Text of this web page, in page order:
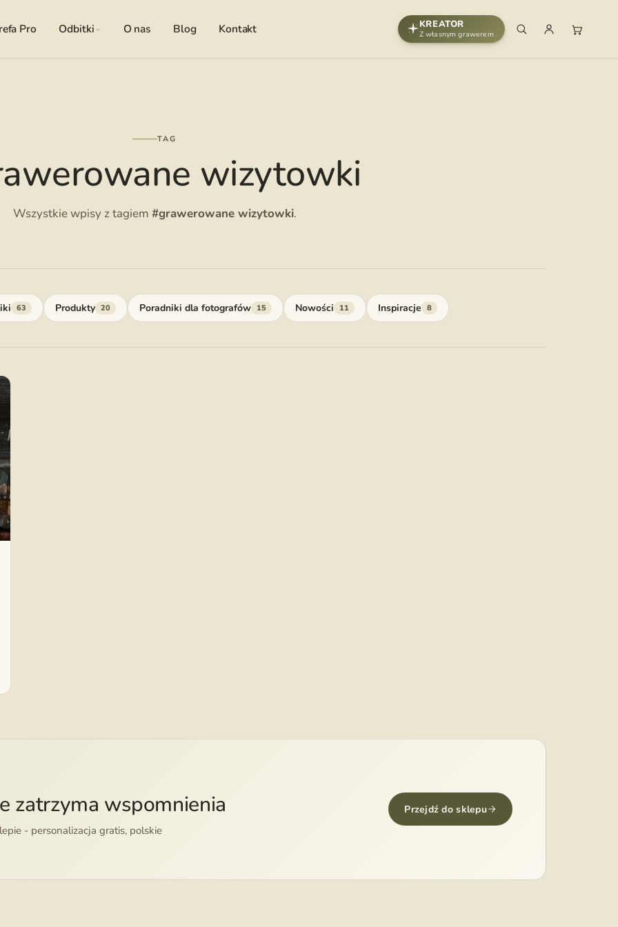
Pro Odbitki O nas Blog Kontakt KREATOR
Z własnym grawerem
TAG
wizytowki
Wszystkie wpisy z tagiem #grawerowane wizytowki.
63 Produkty 20 Poradniki dla fotografów 15 Nowości 11 Inspiracje 8
zatrzyma wspomnienia
- personalizacja gratis, polskie
Przejdź do sklepu